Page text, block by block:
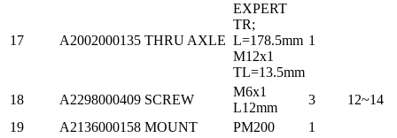
17 A2002000135 THRU AXLE
EXPERT
TR;
L=178.5mm
M12x1
TL=13.5mm
1
18 A2298000409 SCREW
M6x1
L12mm
3
12~14
19
A2136000158 MOUNT PM200
1